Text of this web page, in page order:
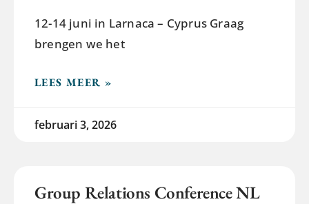
12-14 juni in Larnaca – Cyprus Graag
brengen we het
LEES MEER »
februari 3, 2026
Group Relations Conference NL